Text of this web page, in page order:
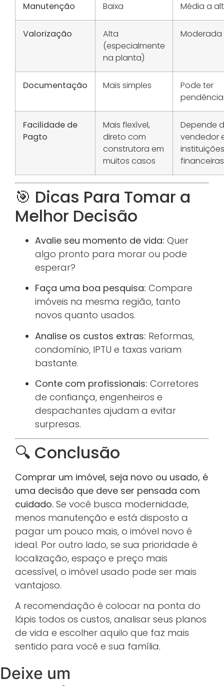
Manutenção Baixa Média a
Valorização
Alta
(especialmente
na planta)
Moderada
Documentação Mais simples
Pode ter
Facilidade de
Pagto
Mais flexível,
direto com
construtora em
muitos casos
Depende
vendedor
instituições
financeiras
🎯 Dicas Para Tomar a
Melhor Decisão
Avalie seu momento de vida: Quer
algo pronto para morar ou pode
esperar?
Faça uma boa pesquisa: Compare
imóveis na mesma região, tanto
novos quanto usados.
Analise os custos extras: Reformas,
condomínio, IPTU e taxas variam
bastante.
Conte com profissionais: Corretores
de confiança, engenheiros e
despachantes ajudam a evitar
surpresas.
🔍 Conclusão
Comprar um imóvel, seja novo ou usado, é
uma decisão que deve ser pensada com
cuidado. Se você busca modernidade,
menos manutenção e está disposto a
pagar um pouco mais, o imóvel novo é
ideal. Por outro lado, se sua prioridade é
localização, espaço e preço mais
acessível, o imóvel usado pode ser mais
vantajoso.
A recomendação é colocar na ponta do
lápis todos os custos, analisar seus planos
de vida e escolher aquilo que faz mais
sentido para você e sua família.
Deixe um